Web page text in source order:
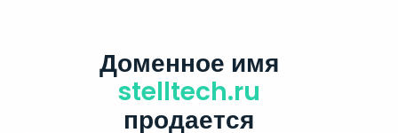
Доменное имя
stelltech.ru
продается